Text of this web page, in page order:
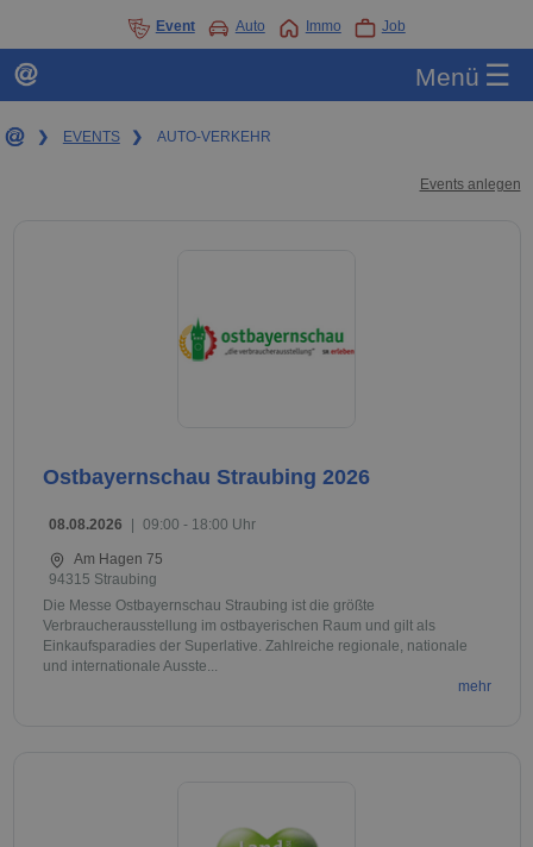
Event Auto Immo Job
Menü ☰
❯ EVENTS ❯ AUTO-VERKEHR
Events anlegen
Ostbayernschau Straubing 2026
08.08.2026 | 09:00 - 18:00 Uhr
Am Hagen 75
94315 Straubing
Die Messe Ostbayernschau Straubing ist die größte
Verbraucherausstellung im ostbayerischen Raum und gilt als
Einkaufsparadies der Superlative. Zahlreiche regionale, nationale
und internationale Ausste...
mehr